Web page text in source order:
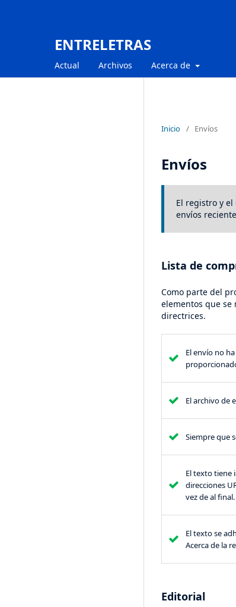
ENTRELETRAS
Actual Archivos Acerca de
Inicio / Envíos
Envíos
El registro y
envíos
Lista de
Como parte del
elementos que se
directrices.
El envío no
El archivo de
Siempre que
El texto tiene
direcciones
vez de al final.
El texto se
Acerca de la
Editorial